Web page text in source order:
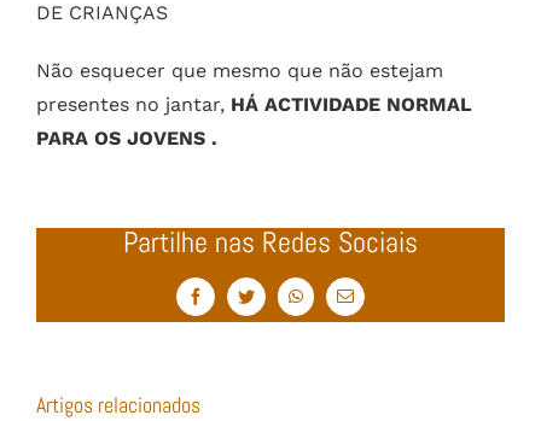
DE CRIANÇAS
Não esquecer que mesmo que não estejam
presentes no jantar, HÁ ACTIVIDADE NORMAL
PARA OS JOVENS .
Partilhe nas Redes Sociais
FacebookTwitterWhatsApp
Email
(necessário
Artigos relacionados